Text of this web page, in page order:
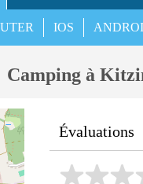
IOS
Camping à
Évaluations